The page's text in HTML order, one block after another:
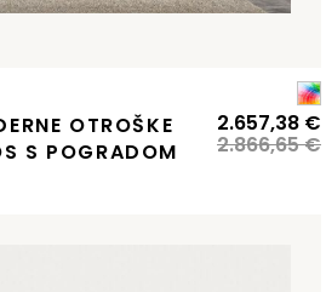
OTROŠKE
S POGRADOM
2.866,65€
2.657,38 €